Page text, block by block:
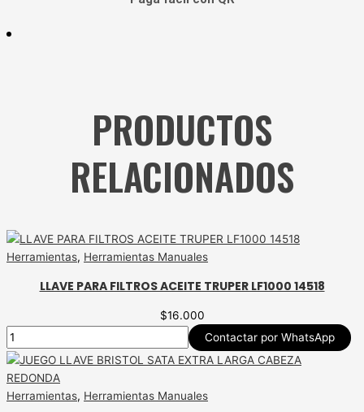
PRODUCTOS
RELACIONADOS
Herramientas, Herramientas Manuales
LLAVE PARA FILTROS ACEITE TRUPER LF1000 14518
$16.000
Contactar por WhatsApp
Herramientas, Herramientas Manuales